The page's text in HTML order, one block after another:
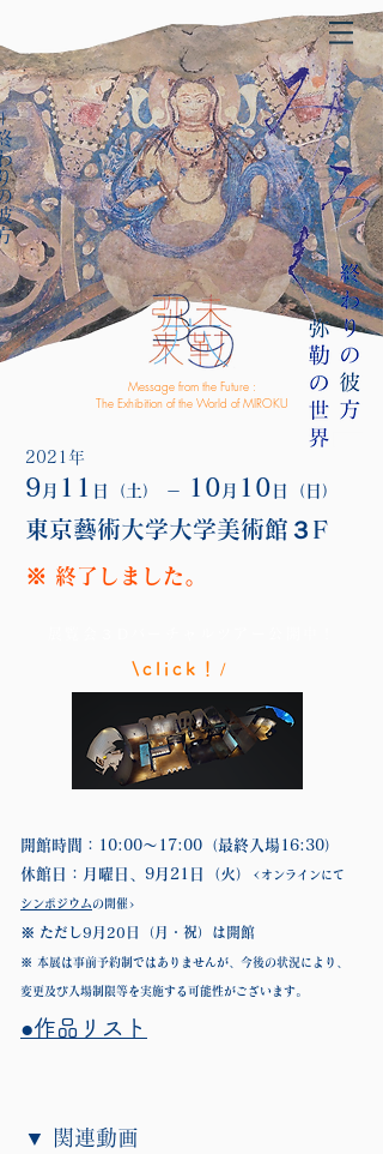
開館時間：10:00〜17:00（最終入場16:30）
休館日：月曜日、9月21日（火）< オンラインにて
シンポジウム の開催>
※ ただし9月20日（月・祝）は開館
※ 本展は事前予約制ではありませんが、今後の状況により、
変更及び入場制限等を実施する可能性がございます。
彼方
2021年
9 月 11 日（土） － 10 月 10 日（日）
東京藝術大学大学美術館３F
※ 終了しました。
Message from the Future :
The Exhibition of the World of MIROKU
​●作品リスト
▼ 関連動画
\click！ /